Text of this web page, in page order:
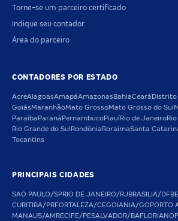
Torne-se um parceiro certificado
Indique seu contador
Área do parceiro
CONTADORES POR ESTADO
AcreAlagoasAmapáAmazonas BahiaCeará Distrito
GoiásMaranhãoMato GrossoMato Grosso do Sul
Paraíba Paraná PernambucoPiauíRio de Janeiro
Rio Grande do Sul Rondônia RoraimaSanta
Tocantins
PRINCIPAIS CIDADES
SAO PAULO/SPRIO DE JANEIRO/RJBRASILIA/DF
CURITIBA/PRFORTALEZA/CEGOIANIA/GOPORTO
MANAUS/AMRECIFE/PESALVADOR/BA